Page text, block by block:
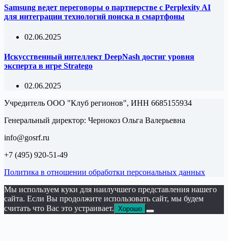
Samsung ведет переговоры о партнерстве с Perplexity AI
для интеграции технологий поиска в смартфоны
02.06.2025
Искусственный интеллект DeepNash достиг уровня
эксперта в игре Stratego
02.06.2025
Учредитель ООО "Клуб регионов", ИНН 6685155934
Генеральный директор: Чернокоз Ольга Валерьевна
info@gosrf.ru
+7 (495) 920-51-49
Политика в отношении обработки персональных данных
Мы используем куки для наилучшего представления нашего
сайта. Если Вы продолжите использовать сайт, мы будем
считать что Вас это устраивает. Хорошо